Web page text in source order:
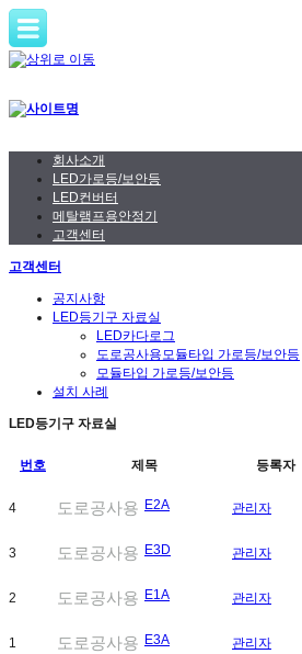
회사소개
LED가로등/보안등
LED컨버터
메탈램프용안정기
고객센터
고객센터
공지사항
LED등기구 자료실
LED카다로그
도로공사용모듈타입 가로등/보안등
모듈타입 가로등/보안등
설치 사례
LED등기구 자료실
번호 제목 등록자
4 도로공사용 E2A 관리자
3 도로공사용 E3D 관리자
2 도로공사용 E1A 관리자
1 도로공사용 E3A 관리자